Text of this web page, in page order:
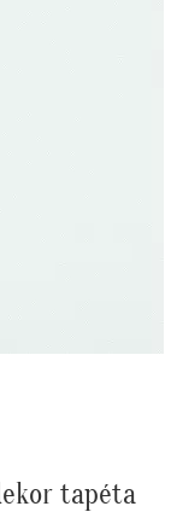
tapéta